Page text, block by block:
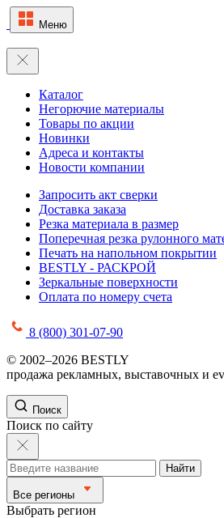
Меню
Каталог
Негорючие материалы
Товары по акции
Новинки
Адреса и контакты
Новости компании
Запросить акт сверки
Доставка заказа
Резка материала в размер
Поперечная резка рулонного
Печать на напольном покрытии
BESTLY - РАСКРОЙ
Зеркальные поверхности
Оплата по номеру счета
8 (800) 301-07-90
© 2002–2026 BESTLY
продажа рекламных, выставочных и
Поиск
Поиск по сайту
Найти
Все регионы
Выбрать регион